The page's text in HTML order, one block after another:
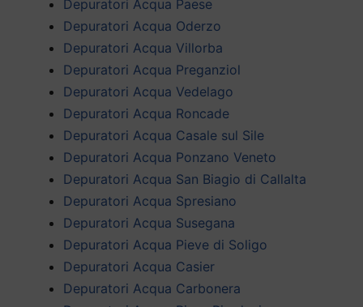
Depuratori Acqua Paese
Depuratori Acqua Oderzo
Depuratori Acqua Villorba
Depuratori Acqua Preganziol
Depuratori Acqua Vedelago
Depuratori Acqua Roncade
Depuratori Acqua Casale sul Sile
Depuratori Acqua Ponzano Veneto
Depuratori Acqua San Biagio di Callalta
Depuratori Acqua Spresiano
Depuratori Acqua Susegana
Depuratori Acqua Pieve di Soligo
Depuratori Acqua Casier
Depuratori Acqua Carbonera